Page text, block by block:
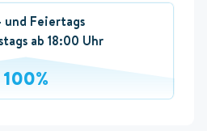
und Feiertags
ab 18:00 Uhr
100%